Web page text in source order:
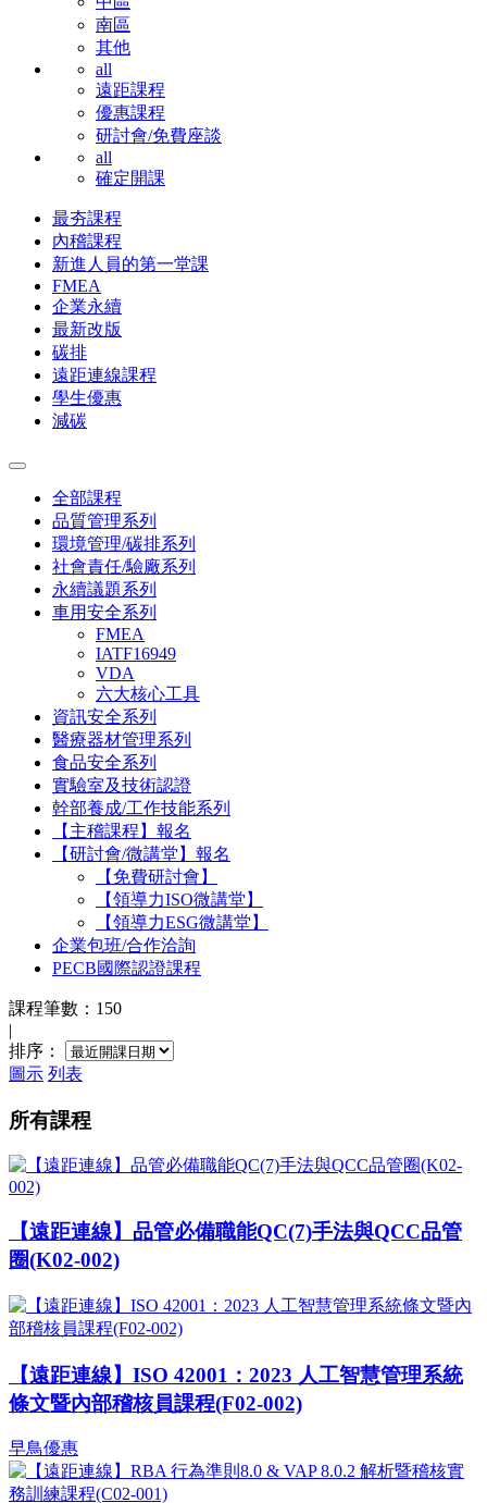
南區
其他
all
遠距課程
優惠課程
研討會/免費座談
all
確定開課
最夯課程
內稽課程
新進人員的第一堂課
FMEA
企業永續
最新改版
碳排
遠距連線課程
學生優惠
減碳
全部課程
品質管理系列
環境管理/碳排系列
社會責任/驗廠系列
永續議題系列
車用安全系列
FMEA
IATF16949
VDA
六大核心工具
資訊安全系列
醫療器材管理系列
食品安全系列
實驗室及技術認證
幹部養成/工作技能系列
【主稽課程】報名
【研討會/微講堂】報名
【免費研討會】
【領導力ISO微講堂】
【領導力ESG微講堂】
企業包班/合作洽詢
PECB國際認證課程
課程筆數：150
|
排序：
圖示 列表
所有課程
【遠距連線】品管必備職能QC(7)手法與QCC品管
圈(K02-002)
【遠距連線】ISO 42001：2023 人工智慧管理系統
條文暨內部稽核員課程(F02-002)
早鳥優惠